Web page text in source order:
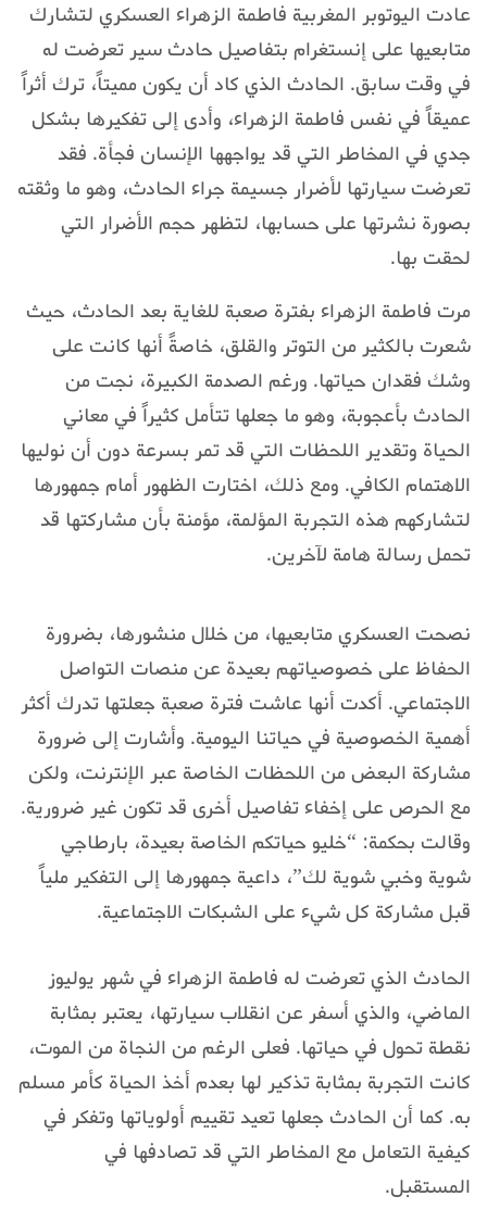
عادت اليوتوبر المغربية فاطمة الزهراء العسكري لتشارك
متابعيها على إنستغرام بتفاصيل حادث سير تعرضت له
في وقت سابق. الحادث الذي كاد أن يكون مميتاً، ترك أثراً
عميقاً في نفس فاطمة الزهراء، وأدى إلى تفكيرها بشكل
جدي في المخاطر التي قد يواجهها الإنسان فجأة. فقد
تعرضت سيارتها لأضرار جسيمة جراء الحادث، وهو ما وثقته
بصورة نشرتها على حسابها، لتظهر حجم الأضرار التي
لحقت بها.
مرت فاطمة الزهراء بفترة صعبة للغاية بعد الحادث، حيث
شعرت بالكثير من التوتر والقلق، خاصةً أنها كانت على
وشك فقدان حياتها. ورغم الصدمة الكبيرة، نجت من
الحادث بأعجوبة، وهو ما جعلها تتأمل كثيراً في معاني
الحياة وتقدير اللحظات التي قد تمر بسرعة دون أن نوليها
الاهتمام الكافي. ومع ذلك، اختارت الظهور أمام جمهورها
لتشاركهم هذه التجربة المؤلمة، مؤمنة بأن مشاركتها قد
تحمل رسالة هامة لآخرين.
نصحت العسكري متابعيها، من خلال منشورها، بضرورة
الحفاظ على خصوصياتهم بعيدة عن منصات التواصل
الاجتماعي. أكدت أنها عاشت فترة صعبة جعلتها تدرك أكثر
أهمية الخصوصية في حياتنا اليومية. وأشارت إلى ضرورة
مشاركة البعض من اللحظات الخاصة عبر الإنترنت، ولكن
مع الحرص على إخفاء تفاصيل أخرى قد تكون غير ضرورية.
وقالت بحكمة: “خليو حياتكم الخاصة بعيدة، بارطاجي
شوية وخبي شوية لك”، داعية جمهورها إلى التفكير ملياً
قبل مشاركة كل شيء على الشبكات الاجتماعية.
الحادث الذي تعرضت له فاطمة الزهراء في شهر يوليوز
الماضي، والذي أسفر عن انقلاب سيارتها، يعتبر بمثابة
نقطة تحول في حياتها. فعلى الرغم من النجاة من الموت،
كانت التجربة بمثابة تذكير لها بعدم أخذ الحياة كأمر مسلم
به. كما أن الحادث جعلها تعيد تقييم أولوياتها وتفكر في
كيفية التعامل مع المخاطر التي قد تصادفها في
المستقبل.